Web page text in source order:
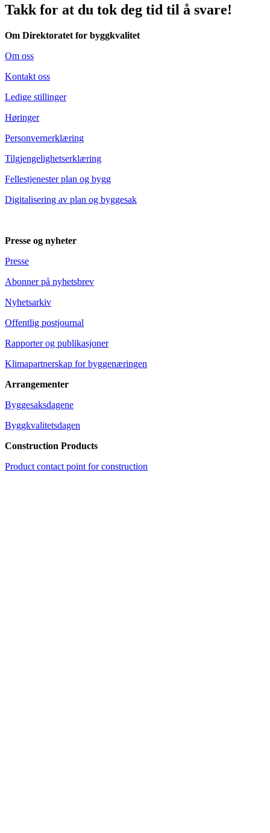
Takk for at du tok deg tid til å svare!
Om Direktoratet for byggkvalitet
Om oss
Kontakt oss
Ledige stillinger
Høringer
Personvernerklæring
Tilgjengelighetserklæring
Fellestjenester plan og bygg
Digitalisering av plan og byggesak
Presse og nyheter
Presse
Abonner på nyhetsbrev
Nyhetsarkiv
Offentlig postjournal
Rapporter og publikasjoner
Klimapartnerskap for byggenæringen
Arrangementer
Byggesaksdagene
Byggkvalitetsdagen
Construction Products
Product contact point for construction